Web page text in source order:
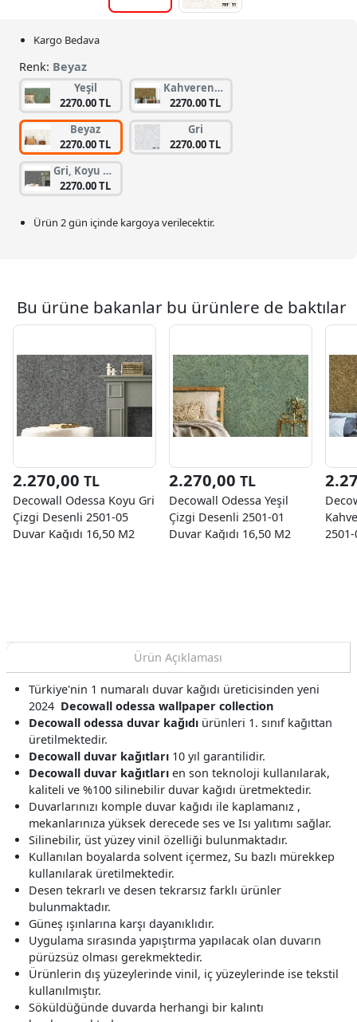
Kargo Bedava
Renk: Beyaz
Yeşil
2270.00 TL
Kahverengi, Koyu Kahverengi
2270.00 TL
Beyaz
2270.00 TL
Gri
2270.00 TL
Gri, Koyu Gri
2270.00 TL
Ürün 2 gün içinde kargoya verilecektir.
Bu ürüne bakanlar bu ürünlere de baktılar
2.270,00 TL
Decowall Odessa Koyu Gri
Çizgi Desenli 2501-05
Duvar Kağıdı 16,50 M2
2.270,00 TL
Decowall Odessa Yeşil
Çizgi Desenli 2501-01
Duvar Kağıdı 16,50 M2
2501-
Ürün Açıklaması
Türkiye'nin 1 numaralı duvar kağıdı üreticisinden yeni
2024 Decowall odessa wallpaper collection
Decowall odessa duvar kağıdı ürünleri 1. sınıf kağıttan
üretilmektedir.
Decowall duvar kağıtları 10 yıl garantilidir.
Decowall duvar kağıtları en son teknoloji kullanılarak,
kaliteli ve %100 silinebilir duvar kağıdı üretmektedir.
Duvarlarınızı komple duvar kağıdı ile kaplamanız ,
mekanlarınıza yüksek derecede ses ve Isı yalıtımı sağlar.
Silinebilir, üst yüzey vinil özelliği bulunmaktadır.
Kullanılan boyalarda solvent içermez, Su bazlı mürekkep
kullanılarak üretilmektedir.
Desen tekrarlı ve desen tekrarsız farklı ürünler
bulunmaktadır.
Güneş ışınlarına karşı dayanıklıdır.
Uygulama sırasında yapıştırma yapılacak olan duvarın
pürüzsüz olması gerekmektedir.
Ürünlerin dış yüzeylerinde vinil, iç yüzeylerinde ise tekstil
kullanılmıştır.
Söküldüğünde duvarda herhangi bir kalıntı